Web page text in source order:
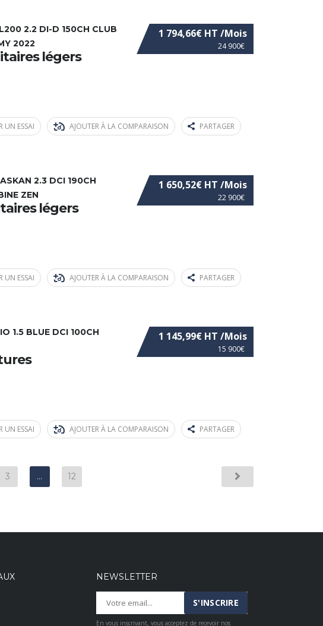
24 900€
1 794,66€ HT /Mois
2.2 DI-D 150CH CLUB
2022
légers
UN ESSAI AJOUTER À LA COMPARAISON PARTAGER
22 900€
1 650,52€ HT /Mois
2.3 DCI 190CH
ZEN
légers
UN ESSAI AJOUTER À LA COMPARAISON PARTAGER
15 900€
1 145,99€ HT /Mois
1.5 BLUE DCI 100CH
UN ESSAI AJOUTER À LA COMPARAISON PARTAGER
3 … 12
NEWSLETTER
En vous inscrivant, vous acceptez de recevoir nos